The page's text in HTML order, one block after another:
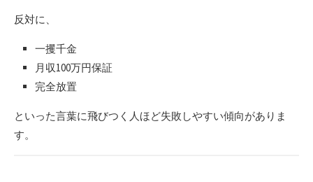
反対に、
一攫千金
月収100万円保証
完全放置
といった言葉に飛びつく人ほど失敗しやすい傾向がありま
す。